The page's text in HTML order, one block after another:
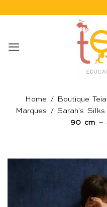
Home / Boutique
Marques / Sarah's Silks
90 cm –